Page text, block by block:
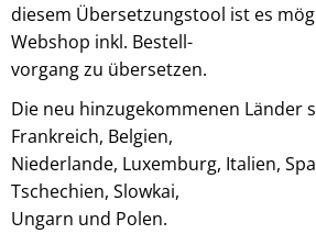
diesem Übersetzungstool ist es
Webshop inkl. Bestell-
vorgang zu übersetzen.
Die neu hinzugekommenen Länder
Frankreich, Belgien,
Niederlande, Luxemburg, Italien,
Tschechien, Slowkai,
Ungarn und Polen.